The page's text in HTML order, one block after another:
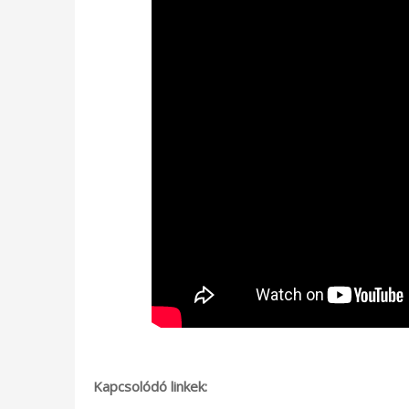
Kapcsolódó linkek: